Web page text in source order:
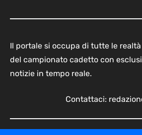
Il portale si occupa di tutte le
del campionato cadetto con
notizie in tempo reale.
Contattaci: